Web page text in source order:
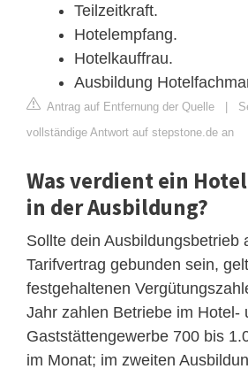
Teilzeitkraft.
Hotelempfang.
Hotelkauffrau.
Ausbildung
Antrag auf Entfernung der Quelle |
vollständige Antwort auf stepstone.de an
Was verdient ein
in der Ausbildung?
Sollte dein Ausbildungsbetrieb
Tarifvertrag gebunden sein,
festgehaltenen
Jahr zahlen Betriebe im Hotel-
Gaststättengewerbe 700 bis
im Monat; im zweiten